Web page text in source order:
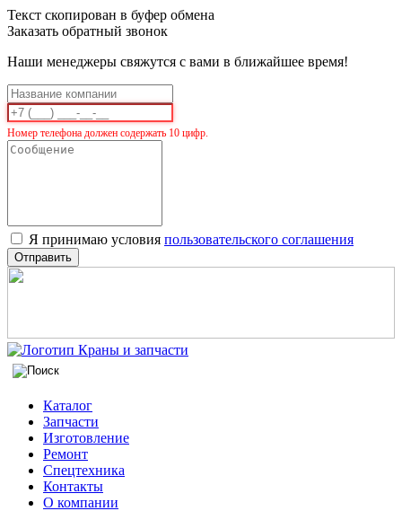
Текст скопирован в буфер обмена
Заказать обратный звонок
Наши менеджеры свяжутся с вами в ближайшее время!
Номер телефона должен содержать 10 цифр.
Я принимаю условия пользовательского соглашения
Отправить
Каталог
Запчасти
Изготовление
Ремонт
Спецтехника
Контакты
О компании